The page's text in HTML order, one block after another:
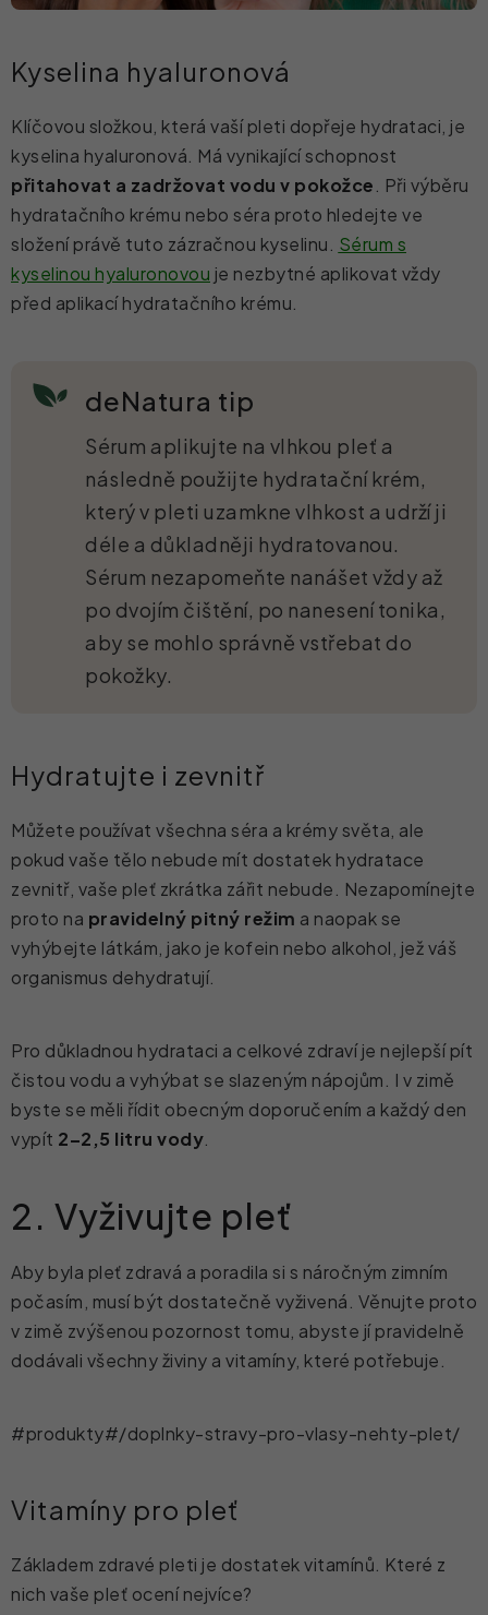
Kyselina hyaluronová
Klíčovou složkou, která vaší pleti dopřeje hydrataci, je
kyselina hyaluronová. Má vynikající schopnost
přitahovat a zadržovat vodu v pokožce . Při výběru
hydratačního krému nebo séra proto hledejte ve
složení právě tuto zázračnou kyselinu. Sérum s
kyselinou hyaluronovou je nezbytné aplikovat vždy
před aplikací hydratačního krému.
deNatura tip
Sérum aplikujte na vlhkou pleť a
následně použijte hydratační krém,
který v pleti uzamkne vlhkost a udrží ji
déle a důkladněji hydratovanou.
Sérum nezapomeňte nanášet vždy až
po dvojím čištění, po nanesení tonika,
aby se mohlo správně vstřebat do
pokožky.
Hydratujte i zevnitř
Můžete používat všechna séra a krémy světa, ale
pokud vaše tělo nebude mít dostatek hydratace
zevnitř, vaše pleť zkrátka zářit nebude. Nezapomínejte
proto na pravidelný pitný režim a naopak se
vyhýbejte látkám, jako je kofein nebo alkohol, jež váš
organismus dehydratují.
Pro důkladnou hydrataci a celkové zdraví je nejlepší pít
čistou vodu a vyhýbat se slazeným nápojům. I v zimě
byste se měli řídit obecným doporučením a každý den
vypít 2–2,5 litru vody
2. Vyživujte pleť
Aby byla pleť zdravá a poradila si s náročným zimním
počasím, musí být dostatečně vyživená. Věnujte proto
v zimě zvýšenou pozornost tomu, abyste jí pravidelně
dodávali všechny živiny a vitamíny, které potřebuje.
#produkty#/doplnky-stravy-pro-vlasy-nehty-plet/
Vitamíny pro pleť
Základem zdravé pleti je dostatek vitamínů. Které z
nich vaše pleť ocení nejvíce?